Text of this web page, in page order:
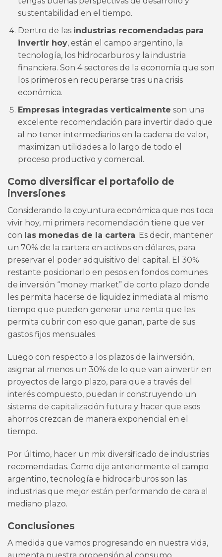
sustentabilidad en el tiempo.
Dentro de las industrias recomendadas para
invertir hoy, están el campo argentino, la
tecnología, los hidrocarburos y la industria
financiera. Son 4 sectores de la economía que son
los primeros en recuperarse tras una crisis
económica.
Empresas integradas verticalmente son una
excelente recomendación para invertir dado que
al no tener intermediarios en la cadena de valor,
maximizan utilidades a lo largo de todo el
proceso productivo y comercial.
Como diversificar el portafolio de
inversiones
Considerando la coyuntura económica que nos toca
vivir hoy, mi primera recomendación tiene que ver
con las monedas de la cartera. Es decir, mantener
un 70% de la cartera en activos en dólares, para
preservar el poder adquisitivo del capital. El 30%
restante posicionarlo en pesos en fondos comunes
de inversión “money market” de corto plazo donde
les permita hacerse de liquidez inmediata al mismo
tiempo que pueden generar una renta que les
permita cubrir con eso que ganan, parte de sus
gastos fijos mensuales.
Luego con respecto a los plazos de la inversión,
asignar al menos un 30% de lo que van a invertir en
proyectos de largo plazo, para que a través del
interés compuesto, puedan ir construyendo un
sistema de capitalización futura y hacer que esos
ahorros crezcan de manera exponencial en el
tiempo.
Por último, hacer un mix diversificado de industrias
recomendadas. Como dije anteriormente el campo
argentino, tecnología e hidrocarburos son las
industrias que mejor están performando de cara al
mediano plazo.
Conclusiones
A medida que vamos progresando en nuestra vida,